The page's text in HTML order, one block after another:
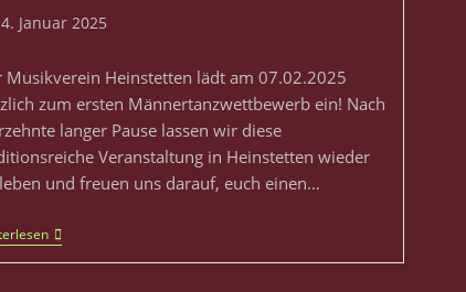
Januar 2025
Musikverein Heinstetten lädt am 07.02.2025
zum ersten Männertanzwettbewerb ein! Nach
langer Pause lassen wir diese
Veranstaltung in Heinstetten wieder
und freuen uns darauf, euch einen…